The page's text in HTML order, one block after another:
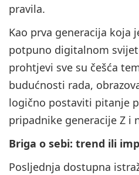
pravila.
Kao prva generacija koja
potpuno digitalnom
prohtjevi sve su češća
budućnosti rada,
logično postaviti pitanje
pripadnike generacije Z i
Briga o sebi: trend ili
Posljednja dostupna